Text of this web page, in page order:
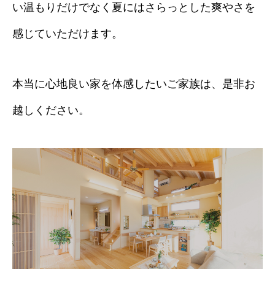
い温もりだけでなく夏にはさらっとした爽やさを
感じていただけます。
本当に心地良い家を体感したいご家族は、是非お
越しください。